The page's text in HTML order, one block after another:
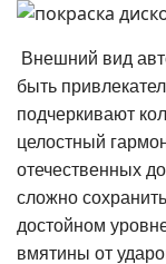
Внешний вид
быть
подчеркивают
целостный
отечественных
сложно
достойном
вмятины от